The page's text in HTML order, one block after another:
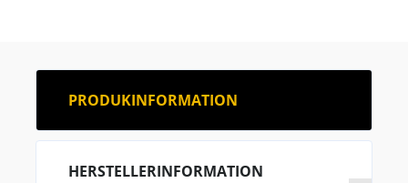
PRODUKINFORMATION
HERSTELLERINFORMATION